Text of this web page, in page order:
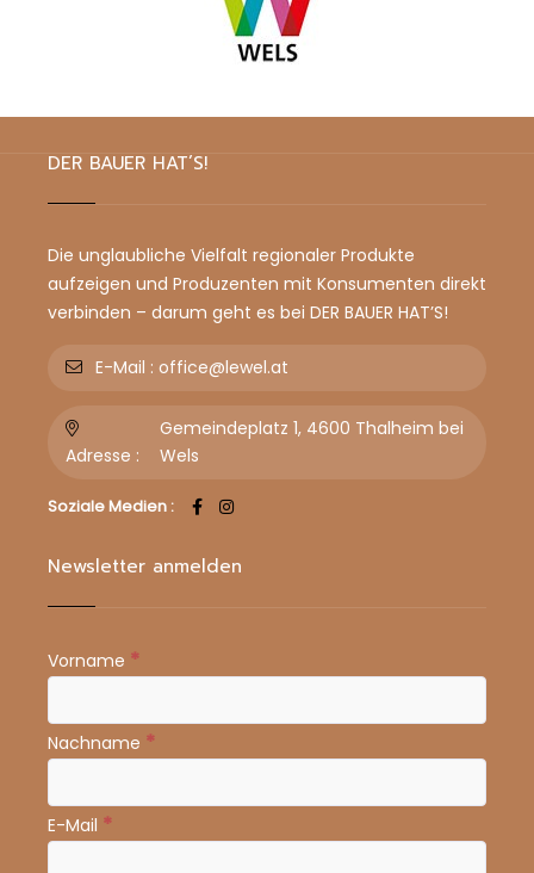
DER BAUER HAT’S!
Die unglaubliche Vielfalt regionaler Produkte
aufzeigen und Produzenten mit Konsumenten direkt
verbinden – darum geht es bei DER BAUER HAT’S!
E-Mail : office@lewel.at
Adresse :
Gemeindeplatz 1, 4600 Thalheim bei
Wels
Soziale Medien :
Newsletter anmelden
Vorname *
Nachname *
E-Mail *